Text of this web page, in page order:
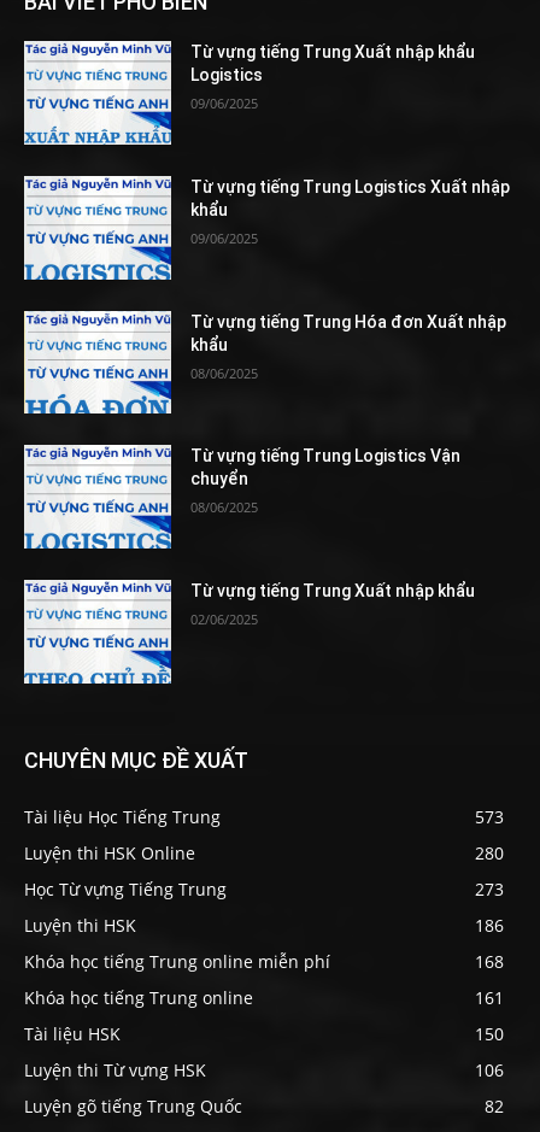
Từ vựng tiếng Trung Xuất nhập khẩu
Logistics
09/06/2025
Từ vựng tiếng Trung Logistics Xuất nhập
khẩu
09/06/2025
Từ vựng tiếng Trung Hóa đơn Xuất nhập
khẩu
08/06/2025
Từ vựng tiếng Trung Logistics Vận
chuyển
08/06/2025
Từ vựng tiếng Trung Xuất nhập khẩu
02/06/2025
CHUYÊN MỤC ĐỀ XUẤT
Tài liệu Học Tiếng Trung
573
Luyện thi HSK Online
280
Học Từ vựng Tiếng Trung
273
Luyện thi HSK
186
Khóa học tiếng Trung online miễn phí
168
Khóa học tiếng Trung online
161
Tài liệu HSK
150
Luyện thi Từ vựng HSK
106
Luyện gõ tiếng Trung Quốc
82